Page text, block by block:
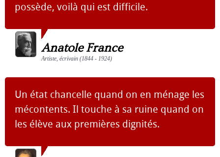
possède, voilà qui est difficile.
Anatole France
Artiste, écrivain (1844 - 1924)
Un état chancelle quand on en ménage les
mécontents. Il touche à sa ruine quand on
les élève aux premières dignités.